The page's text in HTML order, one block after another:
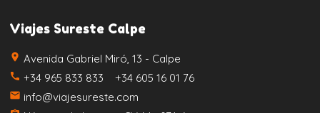
Viajes Sureste Calpe
place Avenida Gabriel Miró, 13 - Calpe
call +34 965 833 833 +34 605 16 01 76
email info@viajesureste.com